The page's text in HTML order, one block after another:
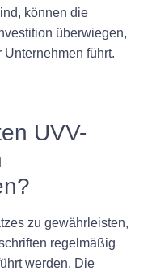
können die
überwiegen,
führt.
UVV-
zu gewährleisten,
regelmäßig
werden. Die